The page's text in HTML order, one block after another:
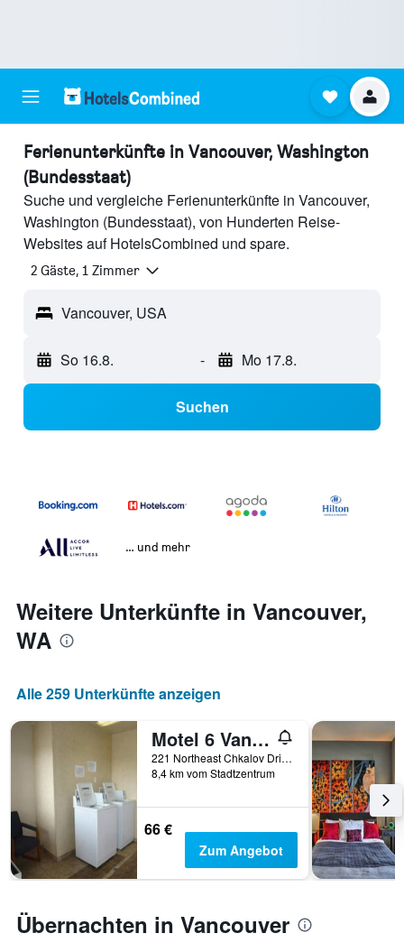
Ferienunterkünfte in Vancouver, Washington
(Bundesstaat)
Suche und vergleiche Ferienunterkünfte in Vancouver,
Washington (Bundesstaat), von Hunderten Reise-
Websites auf HotelsCombined und spare.
2 Gäste, 1 Zimmer
Vancouver, USA
So 16.8. - Mo 17.8.
Suchen
… und mehr
Weitere Unterkünfte in Vancouver,
WA
Alle 259 Unterkünfte anzeigen
Motel 6 Vancouver Wa
221 Northeast Chkalov Drive, Vancouver, WA, USA
8,4 km vom Stadtzentrum
66 €
Zum Angebot
Übernachten in Vancouver